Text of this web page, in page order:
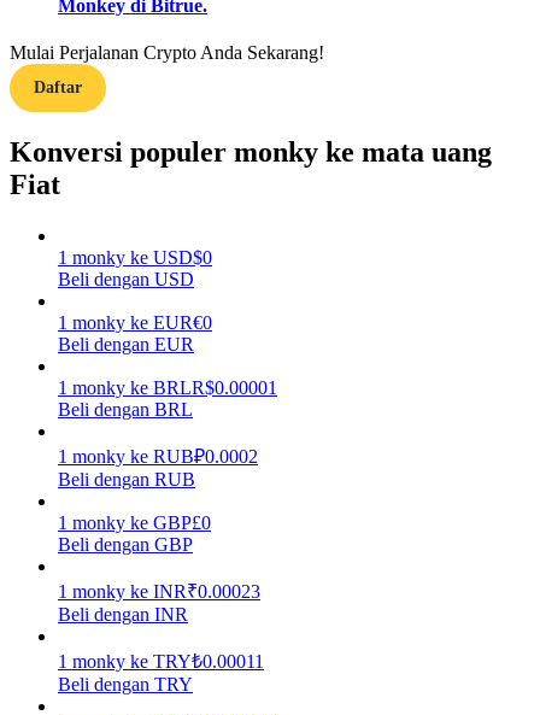
Menghasilkan
Babi Kekuatan
Dapatkan imbalan kompetitif setiap hari
Mempertaruhkan
Pengembalian tinggi & akses instan
Monkey di Bitrue.
Mulai Perjalanan Crypto Anda Sekarang!
Daftar
Konversi populer monky ke mata uang
Fiat
1 monky ke USD$0
Beli dengan USD
1 monky ke EUR€0
Beli dengan EUR
1 monky ke BRLR$0.00001
Beli dengan BRL
1 monky ke RUB₽0.0002
Beli dengan RUB
1 monky ke GBP£0
Beli dengan GBP
1 monky ke INR₹0.00023
Beli dengan INR
1 monky ke TRY₺0.00011
Beli dengan TRY